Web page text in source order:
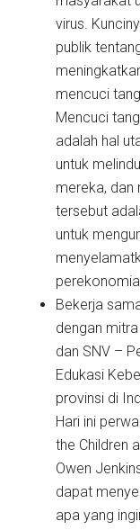
virus.
publik
mencuci
Mencuci
adalah hal
untuk
mereka, dan
tersebut
untuk
Bekerja
dengan mitra
dan SNV –
Edukasi
provinsi di
Hari ini
the Children
Owen
dapat
apa yang